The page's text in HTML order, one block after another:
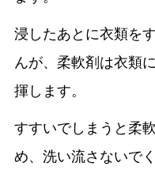
浸したあとに衣類を
んが、柔軟剤は衣類
揮します。
すすいでしまうと柔
め、洗い流さないでく